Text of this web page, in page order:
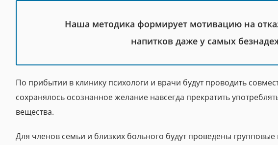
Наша методика формирует мотивацию на
напитков даже у самых
По прибытии в клинику психологи и врачи будут проводить
сохранялось осознанное желание навсегда прекратить
вещества.
Для членов семьи и близких больного будут проведены